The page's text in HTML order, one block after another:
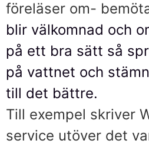
föreläser om-
blir välkomnad och
på ett bra sätt så
på vattnet och
till det bättre.
Till exempel skriver
service utöver det